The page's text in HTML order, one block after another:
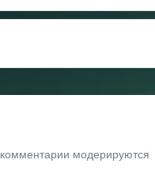
модерируются